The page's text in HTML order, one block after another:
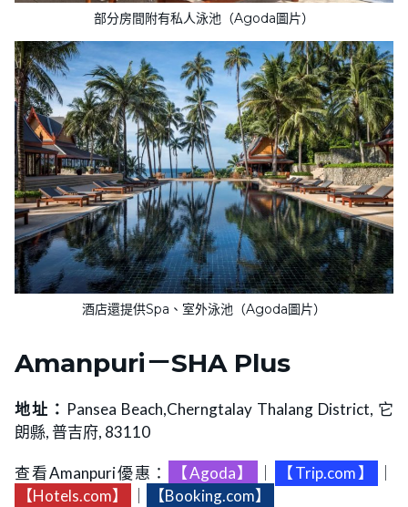
部分房間附有私人泳池（Agoda圖片）
酒店還提供Spa、室外泳池（Agoda圖片）
Amanpuri－SHA Plus
地址： Pansea Beach,Cherngtalay Thalang District, 它
朗縣, 普吉府, 83110
查看Amanpuri優惠： 【Agoda】 【Trip.com】
【Hotels.com】
【Booking.com】